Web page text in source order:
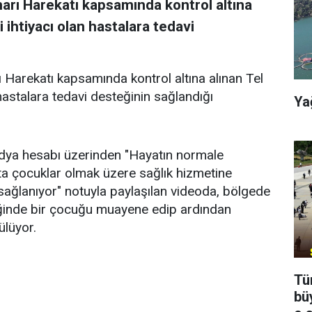
Harekatı kapsamında kontrol altına
ihtiyacı olan hastalara tedavi
Harekatı kapsamında kontrol altına alınan Tel
tedavi desteğinin sağlandığı
hesabı üzerinden "Hayatın normale
çocuklar olmak üzere sağlık hizmetine
notuyla paylaşılan videoda, bölgede
bir çocuğu muayene edip ardından